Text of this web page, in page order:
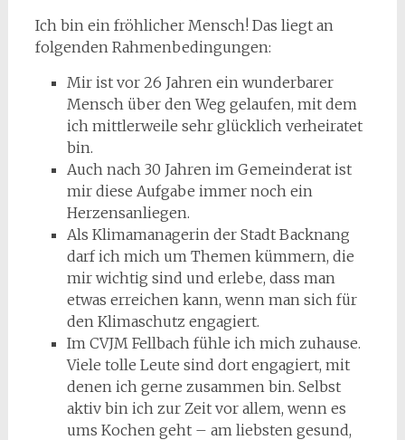
Ich bin ein fröhlicher Mensch! Das liegt an
folgenden Rahmenbedingungen:
Mir ist vor 26 Jahren ein wunderbarer
Mensch über den Weg gelaufen, mit dem
ich mittlerweile sehr glücklich verheiratet
bin.
Auch nach 30 Jahren im Gemeinderat ist
mir diese Aufgabe immer noch ein
Herzensanliegen.
Als Klimamanagerin der Stadt Backnang
darf ich mich um Themen kümmern, die
mir wichtig sind und erlebe, dass man
etwas erreichen kann, wenn man sich für
den Klimaschutz engagiert.
Im CVJM Fellbach fühle ich mich zuhause.
Viele tolle Leute sind dort engagiert, mit
denen ich gerne zusammen bin. Selbst
aktiv bin ich zur Zeit vor allem, wenn es
ums Kochen geht – am liebsten gesund,